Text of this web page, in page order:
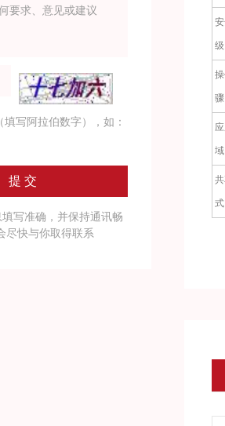
级
骤
域
式
写阿拉伯数字），如：
写准确，并保持通讯畅
尽快与你取得联系